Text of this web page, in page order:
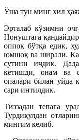
Ўша тун минг хил
Эрталаб кўзимни
Нонуштага
оппоқ бўтқа едик,
юмшоқ ва ширали.
сутини ичдик.
кетишди, онам ва
опалари билан уйда
сари интилдик.
Тиззадан тепага
Турдиқулдан
мингим келиб.